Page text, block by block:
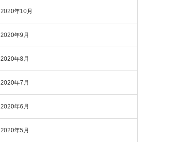
2020年10月
2020年9月
2020年8月
2020年7月
2020年6月
2020年5月